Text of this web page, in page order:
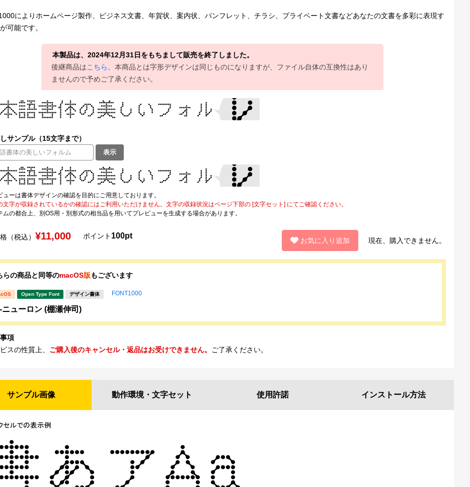
によりホームページ製作、ビジネス文書、年賀状、案内状、パンフレット、チラシ、プライベート文書などあなたの文書を多彩に表現す
可能です。
本製品は、2024年12月31日をもちまして販売を終了しました。
後継商品はこちら。 本商品とは字形デザインは同じものになりますが、ファイル自体の互換性はあり
ませんので予めご了承ください。
サンプル（15文字まで）
表示
ューは書体デザインの確認を目的にご用意しております。
文字が収録されているかの確認にはご利用いただけません。文字の収録状況はページ下部の [文字セット] にてご確認ください。
の都合上、別OS用・別形式の相当品を用いてプレビューを生成する場合があります。
（税込） ¥11,000 ポイント 100pt
お気に入り追加 現在、購入できません。
らの商品と同等のmacOS版もございます
Open Type Font デザイン書体 FONT1000
ニューロン (棚瀬伸司)
項
スの性質上、 ご購入後のキャンセル・返品はお受けできません。 ご了承ください。
サンプル画像 動作環境・ 文字セット 使用許諾 インストール方法